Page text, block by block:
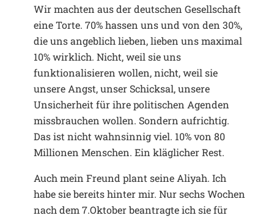
Wir machten aus der deutschen Gesellschaft
eine Torte. 70% hassen uns und von den 30%,
die uns angeblich lieben, lieben uns maximal
10% wirklich. Nicht, weil sie uns
funktionalisieren wollen, nicht, weil sie
unsere Angst, unser Schicksal, unsere
Unsicherheit für ihre politischen Agenden
missbrauchen wollen. Sondern aufrichtig.
Das ist nicht wahnsinnig viel. 10% von 80
Millionen Menschen. Ein kläglicher Rest.
Auch mein Freund plant seine Aliyah. Ich
habe sie bereits hinter mir. Nur sechs Wochen
nach dem 7.Oktober beantragte ich sie für